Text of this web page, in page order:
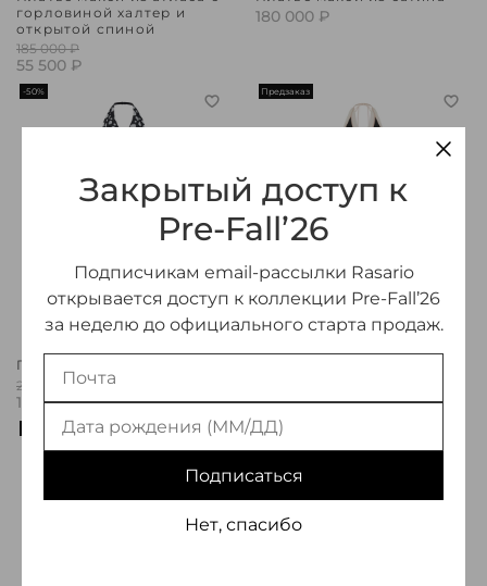
горловиной халтер и
открытой спиной
185 000 ₽
55 500 ₽
180 000 ₽
-50%
Платье макси из шифона
200 000 ₽
100 000 ₽
Предзаказ
180 000 ₽
-50%
Закрытый доступ к
Pre-Fall’26
Подписчикам email-рассылки Rasario
открывается доступ к коллекции Pre-Fall’26
за неделю до официального старта продаж.
Подписаться
Нет, спасибо